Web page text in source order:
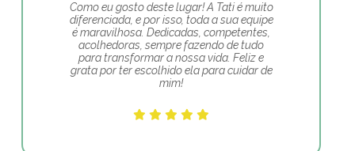
Como eu gosto deste lugar! A Tati é muito
diferenciada, e por isso, toda a sua equipe
é maravilhosa. Dedicadas, competentes,
acolhedoras, sempre fazendo de tudo
para transformar a nossa vida. Feliz e
grata por ter escolhido ela para cuidar de
mim!